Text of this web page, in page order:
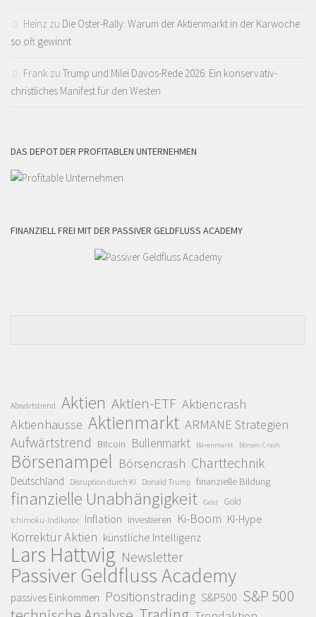
Heinz zu Die Oster-Rally: Warum der Aktienmarkt in der Karwoche
so oft gewinnt
Frank zu Trump und Milei Davos-Rede 2026: Ein konservativ-
christliches Manifest für den Westen
DAS DEPOT DER PROFITABLEN UNTERNEHMEN
FINANZIELL FREI MIT DER PASSIVER GELDFLUSS ACADEMY
Abwärtstrend Aktien Aktien-ETF Aktiencrash
Aktienhausse Aktienmarkt ARMANE Strategien
Aufwärtstrend Bitcoin Bullenmarkt Bärenmarkt Börsen-Crash
Börsenampel Börsencrash Charttechnik
Deutschland Disruption durch KI Donald Trump finanzielle Bildung
finanzielle Unabhängigkeit Geld Gold
Ichimoku-Indikator Inflation investieren Ki-Boom KI-Hype
Korrektur Aktien künstliche Intelligenz
Lars Hattwig Newsletter
Passiver Geldfluss Academy
passives Einkommen Positionstrading S&P500 S&P 500